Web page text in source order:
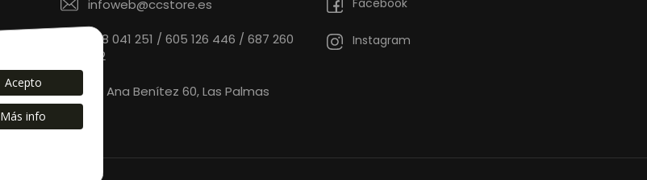
Acepto
Más info
infoweb@ccstore.es
828 041 251 / 605 126 446 / 687 260
912
C/ Ana Benítez 60, Las Palmas
Facebook
Instagram